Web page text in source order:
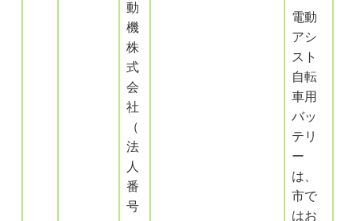
動
機
株
式
会
社
（
法
人
番
号
電動
アシ
スト
自転
車用
バッ
テリ
ー
は、
市で
はお